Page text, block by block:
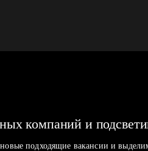
компаний и
подходящие вакансии и